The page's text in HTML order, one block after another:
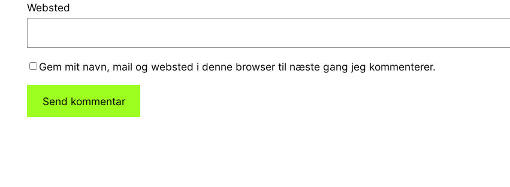
Websted
Gem mit navn, mail og websted i denne browser til næste gang jeg kommenterer.